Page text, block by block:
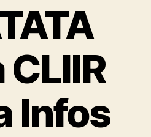
Infos